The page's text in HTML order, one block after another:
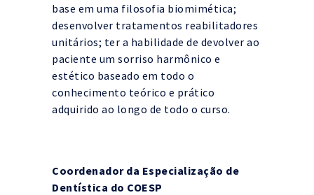
base em uma filosofia biomimética;
desenvolver tratamentos reabilitadores
unitários; ter a habilidade de devolver ao
paciente um sorriso harmônico e
estético baseado em todo o
conhecimento teórico e prático
adquirido ao longo de todo o curso.
Coordenador da Especialização de
Dentística do COESP